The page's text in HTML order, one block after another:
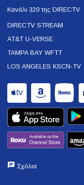
Κανάλι 320 της DIRECTV
DIRECTV STREAM
AT&T U-VERSE
TAMPA BAY WFTT
LOS ANGELES KSCN-TV
Σχόλια